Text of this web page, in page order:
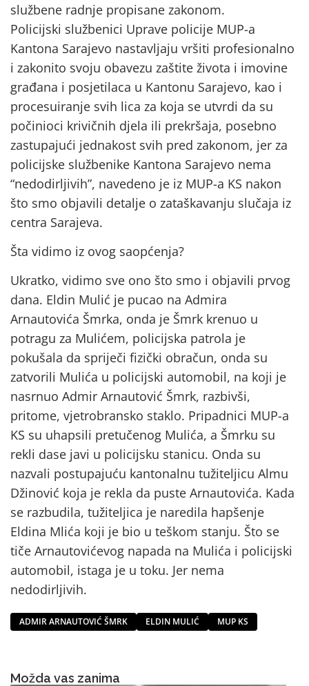
službene radnje propisane zakonom.
Policijski službenici Uprave policije MUP-a
Kantona Sarajevo nastavljaju vršiti profesionalno
i zakonito svoju obavezu zaštite života i imovine
građana i posjetilaca u Kantonu Sarajevo, kao i
procesuiranje svih lica za koja se utvrdi da su
počinioci krivičnih djela ili prekršaja, posebno
zastupajući jednakost svih pred zakonom, jer za
policijske službenike Kantona Sarajevo nema
“nedodirljivih”, navedeno je iz MUP-a KS nakon
što smo objavili detalje o zataškavanju slučaja iz
centra Sarajeva.
Šta vidimo iz ovog saopćenja?
Ukratko, vidimo sve ono što smo i objavili prvog
dana. Eldin Mulić je pucao na Admira
Arnautovića Šmrka, onda je Šmrk krenuo u
potragu za Mulićem, policijska patrola je
pokušala da spriječi fizički obračun, onda su
zatvorili Mulića u policijski automobil, na koji je
nasrnuo Admir Arnautović Šmrk, razbivši,
pritome, vjetrobransko staklo. Pripadnici MUP-a
KS su uhapsili pretučenog Mulića, a Šmrku su
rekli dase javi u policijsku stanicu. Onda su
nazvali postupajuću kantonalnu tužiteljicu Almu
Džinović koja je rekla da puste Arnautovića. Kada
se razbudila, tužiteljica je naredila hapšenje
Eldina Mlića koji je bio u teškom stanju. Što se
tiče Arnautovićevog napada na Mulića i policijski
automobil, istaga je u toku. Jer nema
nedodirljivih.
ADMIR ARNAUTOVIĆ ŠMRK ELDIN MULIĆ MUP KS
Možda vas zanima